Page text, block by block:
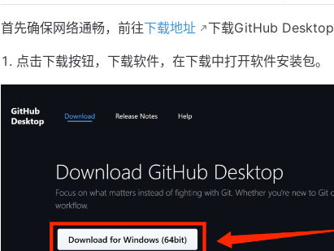
首先确保网络通畅，前往下载地址 下载GitHub Desktop
点击下载按钮，下载软件，在下载中打开软件安装包。